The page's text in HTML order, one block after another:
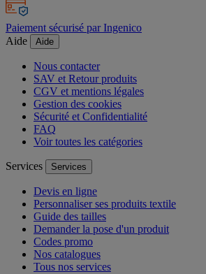
Paiement sécurisé par Ingenico
Aide
Aide
Nous contacter
SAV et Retour produits
CGV et mentions légales
Gestion des cookies
Sécurité et Confidentialité
FAQ
Voir toutes les catégories
Services Services
Devis en ligne
Personnaliser ses produits textile
Guide des tailles
Demander la pose d'un produit
Codes promo
Nos catalogues
Tous nos services